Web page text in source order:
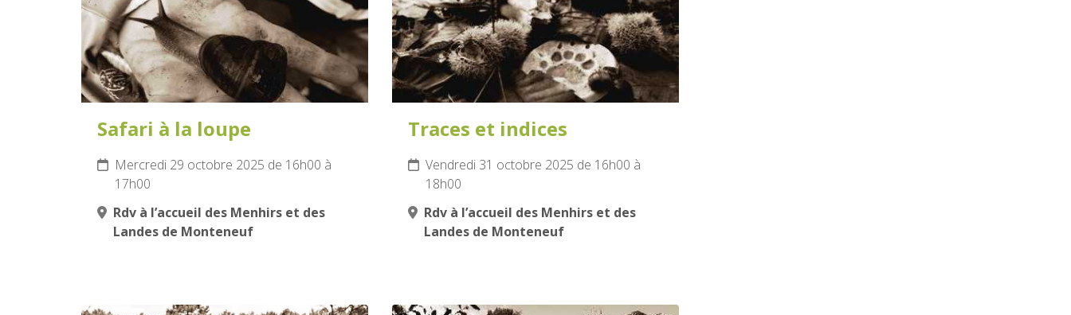
Safari à la loupe
Mercredi 29 octobre 2025 de 16h00 à
17h00
Rdv à l’accueil des Menhirs et des
Landes de Monteneuf
Traces et indices
Vendredi 31 octobre 2025 de 16h00 à
18h00
Rdv à l’accueil des Menhirs et des
Landes de Monteneuf